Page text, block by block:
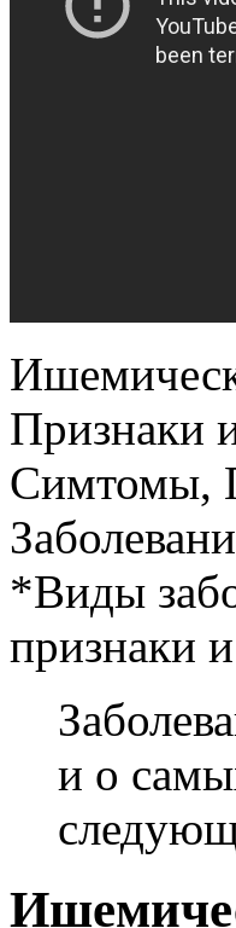
Признаки
Симтомы,
*Виды
признаки
и о